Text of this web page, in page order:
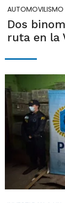
AUTOMOVILISMO
Dos
ruta en la